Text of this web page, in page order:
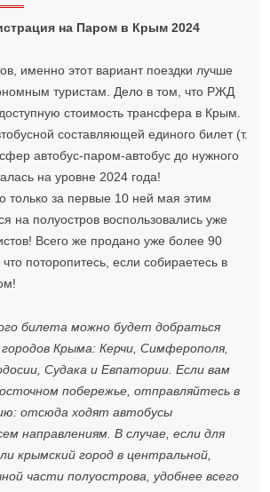
на Паром в Крым 2024
именно этот вариант поездки лучше
туристам. Дело в том, что РЖД
стоимость трансфера в Крым.
составляющей единого билет (т.
автобус-паром-автобус до нужного
на уровне 2024 года!
только за первые 10 ней мая этим
на полуостров воспользовались уже
Всего же продано уже более 90
поторопитесь, если собираетесь в
билета можно будет добраться
Крыма: Керчи, Симферополя,
Судака и Евпатории. Если вам
побережье, отправляйтесь в
отсюда ходят автобусы
направлениям. В случае, если для
крымский город в центральной,
части полуострова, удобнее всего